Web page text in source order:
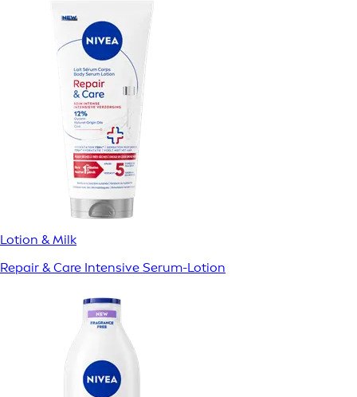
Lotion & Milk
Repair & Care Intensive Serum-Lotion